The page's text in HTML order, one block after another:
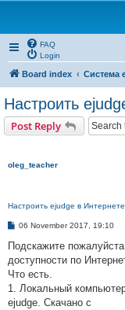
FAQ
Login
Board index Система
Настроить
Post Reply
oleg_teacher
Настроить ejudge в Интернете.
P
s
06 November 2017, 19:10
Подскажите
доступности по
Что есть.
1. Локальный
ejudge. Скачано с